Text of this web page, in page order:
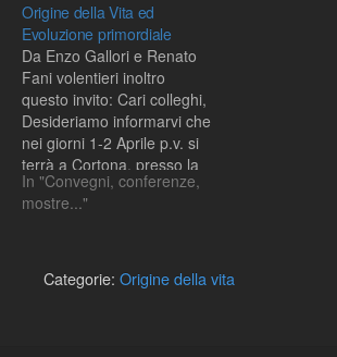
Origine della Vita ed
Evoluzione primordiale
Da Enzo Gallori e Renato
Fani volentieri inoltro
questo invito: Cari colleghi,
Desideriamo informarvi che
nei giorni 1-2 Aprile p.v. si
terrà a Cortona, presso la
sala convegni del
Convento di S. Agostino,
Evoluzione primordiale”. La
riunione, aperta a tutti gli
In "Convegni, conferenze,
mostre..."
Categorie: Origine della vita